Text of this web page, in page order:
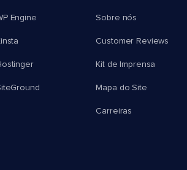
Engine Sobre nós
Customer Reviews
Kit de Imprensa
Mapa do Site
Carreiras